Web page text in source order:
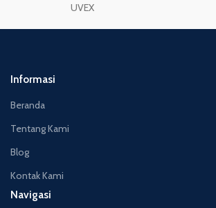
UVEX
Informasi
Beranda
Tentang Kami
Blog
Kontak Kami
Navigasi